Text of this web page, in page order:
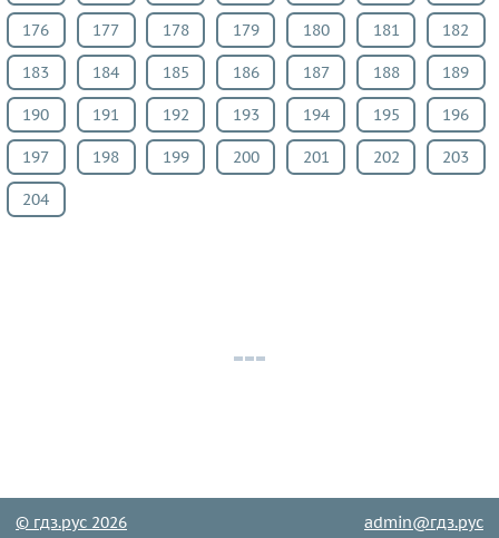
176 177 178 179 180 181 182
183 184 185 186 187 188 189
190 191 192 193 194 195 196
197 198 199 200 201 202 203
204
© гдз.рус 2026 admin@гдз.рус